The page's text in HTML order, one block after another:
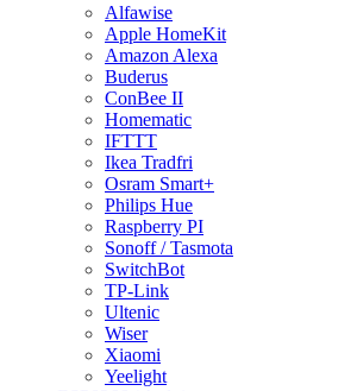
Alfawise
Apple HomeKit
Amazon Alexa
Buderus
ConBee II
Homematic
IFTTT
Ikea Tradfri
Osram Smart+
Philips Hue
Raspberry PI
Sonoff / Tasmota
SwitchBot
TP-Link
Ultenic
Wiser
Xiaomi
Yeelight